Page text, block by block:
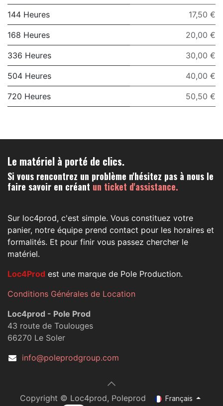
144 Heures 17,50 €
168 Heures 20,00 €
336 Heures 30,00 €
504 Heures 40,00 €
720 Heures 50,50 €
Le matériel à porté de clics.
Si vous rencontrez un problème n'hésitez pas à nous le
faire savoir en créant un ticket d'assistance.
Sur loc4prod, c'est simple. Vous constituez votre
panier, notre équipe prend contact pour les horaires et
formalités. Et pour finir vous passez chercher le
matériel.
Loc4Prod est une marque de Pole Production.
Conditions Générales de Location
Loc4prod - Pole Prod
43 route de Toulouges
66270 Le Soler
info@poleprodgroup.com
Copyright © Loc4prod, Poleprod
Français